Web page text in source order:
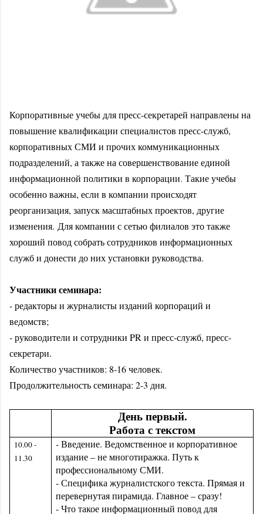
Корпоративные учебы для пресс-секретарей направлены на
повышение квалификации специалистов пресс-служб,
корпоративных СМИ и прочих коммуникационных
подразделений, а также на совершенствование единой
информационной политики в корпорации. Такие учебы
особенно важны, если в компании происходят
реорганизация, запуск масштабных проектов, другие
изменения. Для компании с сетью филиалов это также
хороший повод собрать сотрудников информационных
служб и донести до них установки руководства.
Участники семинара:
- редакторы и журналисты изданий корпораций и
ведомств;
- руководители и сотрудники PR и пресс-служб, пресс-
секретари.
Количество участников: 8-16 человек.
Продолжительность семинара: 2-3 дня.
День первый.
Работа с текстом
10.00 -
11.30
- Введение. Ведомственное и корпоративное
издание – не многотиражка. Путь к
профессиональному СМИ.
- Специфика журналистского текста. Прямая и
перевернутая пирамида. Главное – сразу!
- Что такое информационный повод для